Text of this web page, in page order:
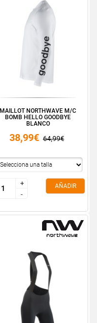
MAILLOT NORTHWAVE M/C
BOMB HELLO GOODBYE
BLANCO
38,99€ 64,99€
+
-
+
-
AÑADIR